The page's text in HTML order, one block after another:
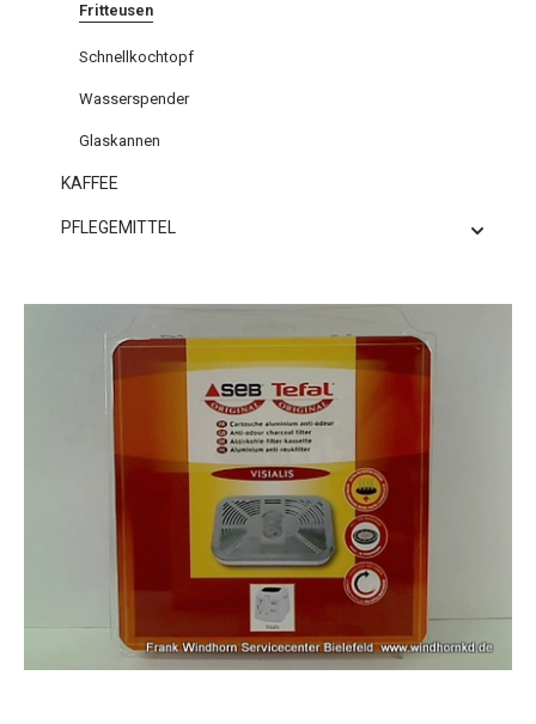
Fritteusen
Schnellkochtopf
Wasserspender
Glaskannen
KAFFEE
PFLEGEMITTEL